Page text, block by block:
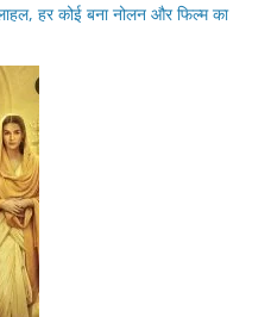
हर कोई बना नोलन और फिल्म का